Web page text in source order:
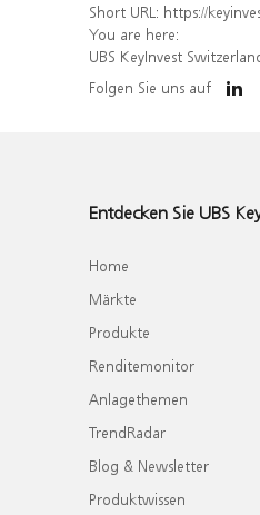
Short URL: https://keyinvest-
You are here:
UBS KeyInvest
Folgen Sie uns auf
Entdecken Sie UBS
Home
Märkte
Produkte
Renditemonitor
Anlagethemen
TrendRadar
Blog & Newsletter
Produktwissen